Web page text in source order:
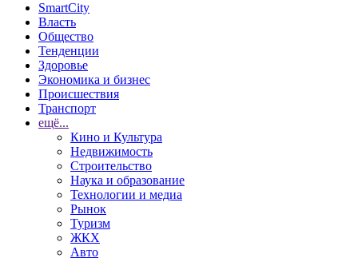
SmartCity
Власть
Общество
Тенденции
Здоровье
Экономика и бизнес
Происшествия
Транспорт
ещё...
Кино и Культура
Недвижимость
Строительство
Наука и образование
Технологии и медиа
Рынок
Туризм
ЖКХ
Авто